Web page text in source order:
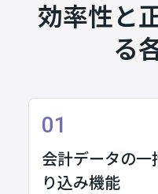
効率性と
る
01
会計データの一
り込み機能